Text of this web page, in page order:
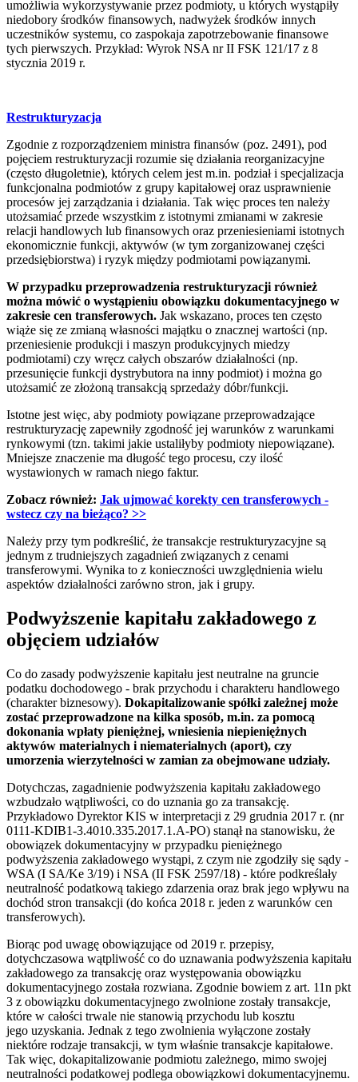
umożliwia wykorzystywanie przez podmioty, u których wystąpiły
niedobory środków finansowych, nadwyżek środków innych
uczestników systemu, co zaspokaja zapotrzebowanie finansowe
tych pierwszych. Przykład: Wyrok NSA nr II FSK 121/17 z 8
stycznia 2019 r.
Restrukturyzacja
Zgodnie z rozporządzeniem ministra finansów (poz. 2491), pod
pojęciem restrukturyzacji rozumie się działania reorganizacyjne
(często długoletnie), których celem jest m.in. podział i specjalizacja
funkcjonalna podmiotów z grupy kapitałowej oraz usprawnienie
procesów jej zarządzania i działania. Tak więc proces ten należy
utożsamiać przede wszystkim z istotnymi zmianami w zakresie
relacji handlowych lub finansowych oraz przeniesieniami istotnych
ekonomicznie funkcji, aktywów (w tym zorganizowanej części
przedsiębiorstwa) i ryzyk między podmiotami powiązanymi.
W przypadku przeprowadzenia restrukturyzacji również
można mówić o wystąpieniu obowiązku dokumentacyjnego w
zakresie cen transferowych. Jak wskazano, proces ten często
wiąże się ze zmianą własności majątku o znacznej wartości (np.
przeniesienie produkcji i maszyn produkcyjnych miedzy
podmiotami) czy wręcz całych obszarów działalności (np.
przesunięcie funkcji dystrybutora na inny podmiot) i można go
utożsamić ze złożoną transakcją sprzedaży dóbr/funkcji.
Istotne jest więc, aby podmioty powiązane przeprowadzające
restrukturyzację zapewniły zgodność jej warunków z warunkami
rynkowymi (tzn. takimi jakie ustaliłyby podmioty niepowiązane).
Mniejsze znaczenie ma długość tego procesu, czy ilość
wystawionych w ramach niego faktur.
Zobacz również: Jak ujmować korekty cen transferowych -
wstecz czy na bieżąco? >>
Należy przy tym podkreślić, że transakcje restrukturyzacyjne są
jednym z trudniejszych zagadnień związanych z cenami
transferowymi. Wynika to z konieczności uwzględnienia wielu
aspektów działalności zarówno stron, jak i grupy.
Podwyższenie kapitału zakładowego z
objęciem udziałów
Co do zasady podwyższenie kapitału jest neutralne na gruncie
podatku dochodowego - brak przychodu i charakteru handlowego
(charakter biznesowy). Dokapitalizowanie spółki zależnej może
zostać przeprowadzone na kilka sposób, m.in. za pomocą
dokonania wpłaty pieniężnej, wniesienia niepieniężnych
aktywów materialnych i niematerialnych (aport), czy
umorzenia wierzytelności w zamian za obejmowane udziały.
Dotychczas, zagadnienie podwyższenia kapitału zakładowego
wzbudzało wątpliwości, co do uznania go za transakcję.
Przykładowo Dyrektor KIS w interpretacji z 29 grudnia 2017 r. (nr
0111-KDIB1-3.4010.335.2017.1.A-PO) stanął na stanowisku, że
obowiązek dokumentacyjny w przypadku pieniężnego
podwyższenia zakładowego wystąpi, z czym nie zgodziły się sądy -
WSA (I SA/Ke 3/19) i NSA (II FSK 2597/18) - które podkreślały
neutralność podatkową takiego zdarzenia oraz brak jego wpływu na
dochód stron transakcji (do końca 2018 r. jeden z warunków cen
transferowych).
Biorąc pod uwagę obowiązujące od 2019 r. przepisy,
dotychczasowa wątpliwość co do uznawania podwyższenia kapitału
zakładowego za transakcję oraz występowania obowiązku
dokumentacyjnego została rozwiana. Zgodnie bowiem z art. 11n pkt
3 z obowiązku dokumentacyjnego zwolnione zostały transakcje,
które w całości trwale nie stanowią przychodu lub kosztu
jego uzyskania. Jednak z tego zwolnienia wyłączone zostały
niektóre rodzaje transakcji, w tym właśnie transakcje kapitałowe.
Tak więc, dokapitalizowanie podmiotu zależnego, mimo swojej
neutralności podatkowej podlega obowiązkowi dokumentacyjnemu.